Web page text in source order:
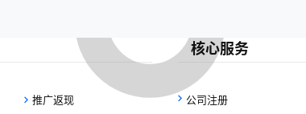
推广返现
核心服务
公司注册